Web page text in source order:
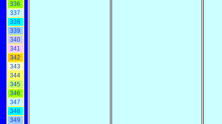
336
337
338
339
340
341
342
343
344
345
346
347
348
349